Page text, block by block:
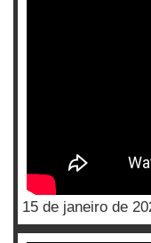
15 de janeiro de